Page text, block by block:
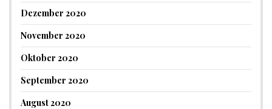
Dezember 2020
November 2020
Oktober 2020
September 2020
August 2020